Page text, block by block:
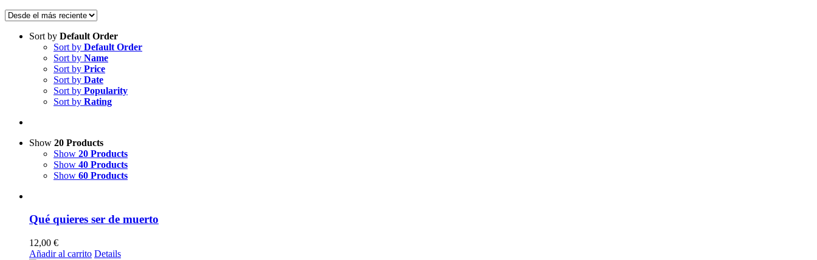
Sort by Default Order
Sort by Default Order
Sort by Name
Sort by Price
Sort by Date
Sort by Popularity
Sort by Rating
Show 20 Products
Show 20 Products
Show 40 Products
Show 60 Products
Qué quieres ser de muerto
12,00 €
Añadir al carrito Details